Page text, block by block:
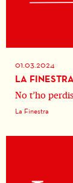
01.03.2024
LA
No t’ho
La Finestra